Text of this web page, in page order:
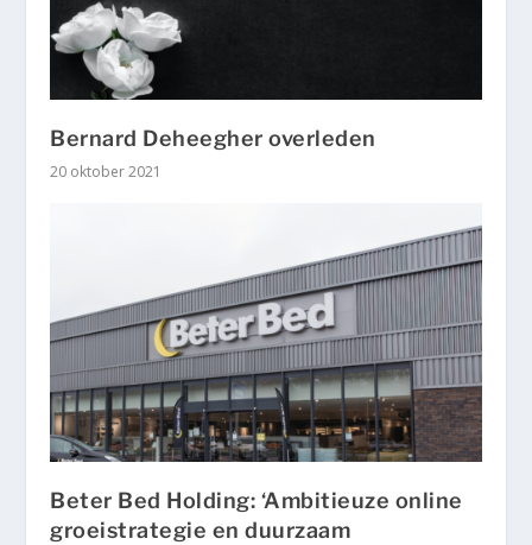
Bernard Deheegher overleden
20 oktober 2021
Beter Bed Holding: ‘Ambitieuze online
groeistrategie en duurzaam